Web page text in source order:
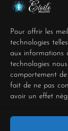
Pour offrir les
technologies
aux informations
technologies
comportement
fait de ne pas
avoir un effet